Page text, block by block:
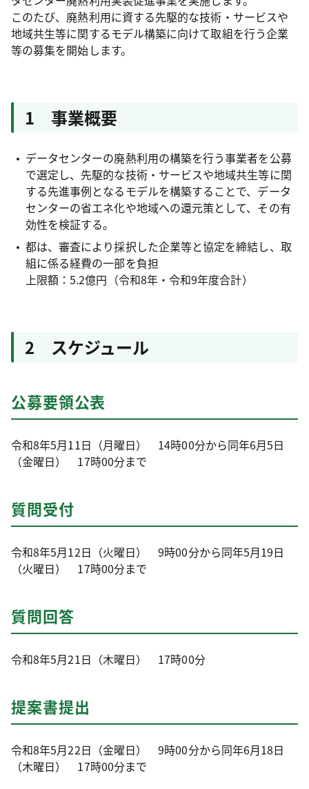
このたび、廃熱利用に資する先駆的な技術・サービスや
地域共生等に関するモデル構築に向けて取組を行う企業
等の募集を開始します。
1 事業概要
データセンターの廃熱利用の構築を行う事業者を公募
で選定し、先駆的な技術・サービスや地域共生等に関
する先進事例となるモデルを構築することで、データ
センターの省エネ化や地域への還元策として、その有
効性を検証する。
都は、審査により採択した企業等と協定を締結し、取
組に係る経費の一部を負担
上限額：5.2億円（令和8年・令和9年度合計）
2 スケジュール
公募要領公表
令和8年5月11日（月曜日） 14時00分から同年6月5日
（金曜日） 17時00分まで
質問受付
令和8年5月12日（火曜日） 9時00分から同年5月19日
（火曜日） 17時00分まで
質問回答
令和8年5月21日（木曜日） 17時00分
提案書提出
令和8年5月22日（金曜日） 9時00分から同年6月18日
（木曜日） 17時00分まで